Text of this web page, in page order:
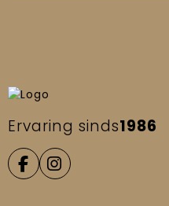
Ervaring sinds1986